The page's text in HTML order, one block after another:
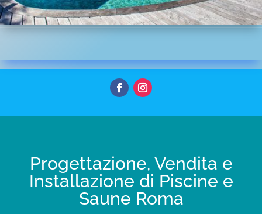
Progettazione, Vendita e
Installazione di Piscine e
Saune Roma